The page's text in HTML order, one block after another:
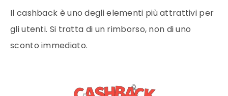
Il cashback è uno degli elementi più attrattivi per
gli utenti. Si tratta di un rimborso, non di uno
sconto immediato.